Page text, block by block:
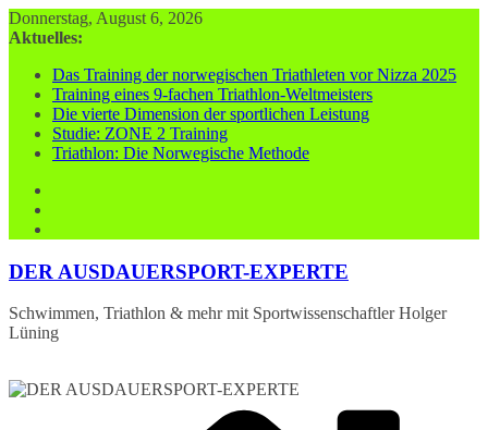
Zum
Inhalt
Donnerstag, August 6, 2026
Aktuelles:
Das Training der norwegischen Triathleten vor Nizza 2025
Training eines 9-fachen Triathlon-Weltmeisters
Die vierte Dimension der sportlichen Leistung
Studie: ZONE 2 Training
Triathlon: Die Norwegische Methode
DER AUSDAUERSPORT-EXPERTE
Schwimmen, Triathlon & mehr mit Sportwissenschaftler Holger
Lüning